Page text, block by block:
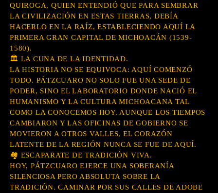
QUIROGA, QUIEN ENTENDIÓ QUE PARA SEMBRAR
LA CIVILIZACIÓN EN ESTAS TIERRAS, DEBÍA
HACERLO EN LA RAÍZ, ESTABLECIENDO AQUÍ LA
PRIMERA GRAN CAPITAL DE MICHOACÁN (1539-
1580).
🏛️ LA CUNA DE LA IDENTIDAD.
LA HISTORIA NO SE EQUIVOCA: AQUÍ COMENZÓ
TODO. PÁTZCUARO NO SOLO FUE UNA SEDE DE
PODER, SINO EL LABORATORIO DONDE NACIÓ EL
HUMANISMO Y LA CULTURA MICHOACANA TAL
COMO LA CONOCEMOS HOY. AUNQUE LOS TIEMPOS
CAMBIARON Y LAS OFICINAS DE GOBIERNO SE
MOVIERON A OTROS VALLES, EL CORAZÓN
LATENTE DE LA REGIÓN NUNCA SE FUE DE AQUÍ.
🏘️ ESCAPARATE DE TRADICIÓN VIVA.
HOY, PÁTZCUARO EJERCE UNA SOBERANÍA
SILENCIOSA PERO ABSOLUTA SOBRE LA
TRADICIÓN. CAMINAR POR SUS CALLES DE ADOBE